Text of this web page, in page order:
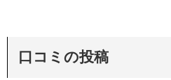
口コミの投稿